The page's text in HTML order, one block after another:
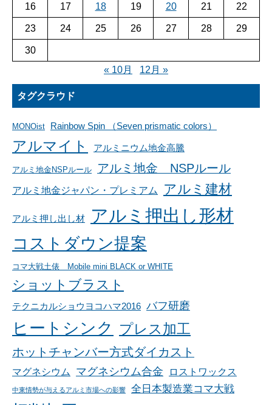
16 17 18 19 20 21 22
23 24 25 26 27 28 29
30
« 10月
12月 »
タグクラウド
MONOist Rainbow Spin （Seven prismatic colors）
アルマイト アルミニウム地金高騰
アルミ地金NSPルール アルミ地金 NSPルール
アルミ地金ジャパン・プレミアム アルミ建材
アルミ押し出し材 アルミ押出し形材
コストダウン提案
コマ大戦土俵 Mobile mini BLACK or WHITE
ショットブラスト
テクニカルショウヨコハマ2016 バフ研磨
ヒートシンク プレス加工
ホットチャンバー方式ダイカスト
マグネシウム マグネシウム合金 ロストワックス
中東情勢が与えるアルミ市場への影響 全日本製造業コマ大戦